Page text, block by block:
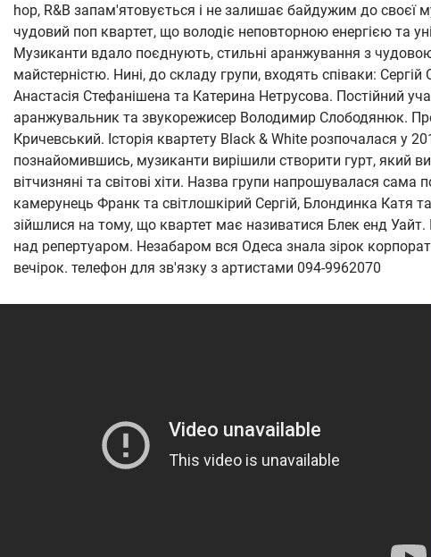
hop, R&B запам'ятовується і не залишає байдужим до своєї
чудовий поп квартет, що володіє неповторною енергією та
Музиканти вдало поєднують, стильні аранжування з
майстерністю. Нині, до складу групи, входять співаки:
Анастасія Стефанішена та Катерина Нетрусова. Постійний
аранжувальник та звукорежисер Володимир Слободянюк.
Кричевський. Історія квартету Black & White розпочалася у
познайомившись, музиканти вирішили створити гурт, який
вітчизняні та світові хіти. Назва групи напрошувалася сама
камерунець Франк та світлошкірий Сергій, Блондинка Катя
зійшлися на тому, що квартет має називатися Блек енд
над репертуаром. Незабаром вся Одеса знала зірок
вечірок. телефон для зв'язку з артистами 094-9962070